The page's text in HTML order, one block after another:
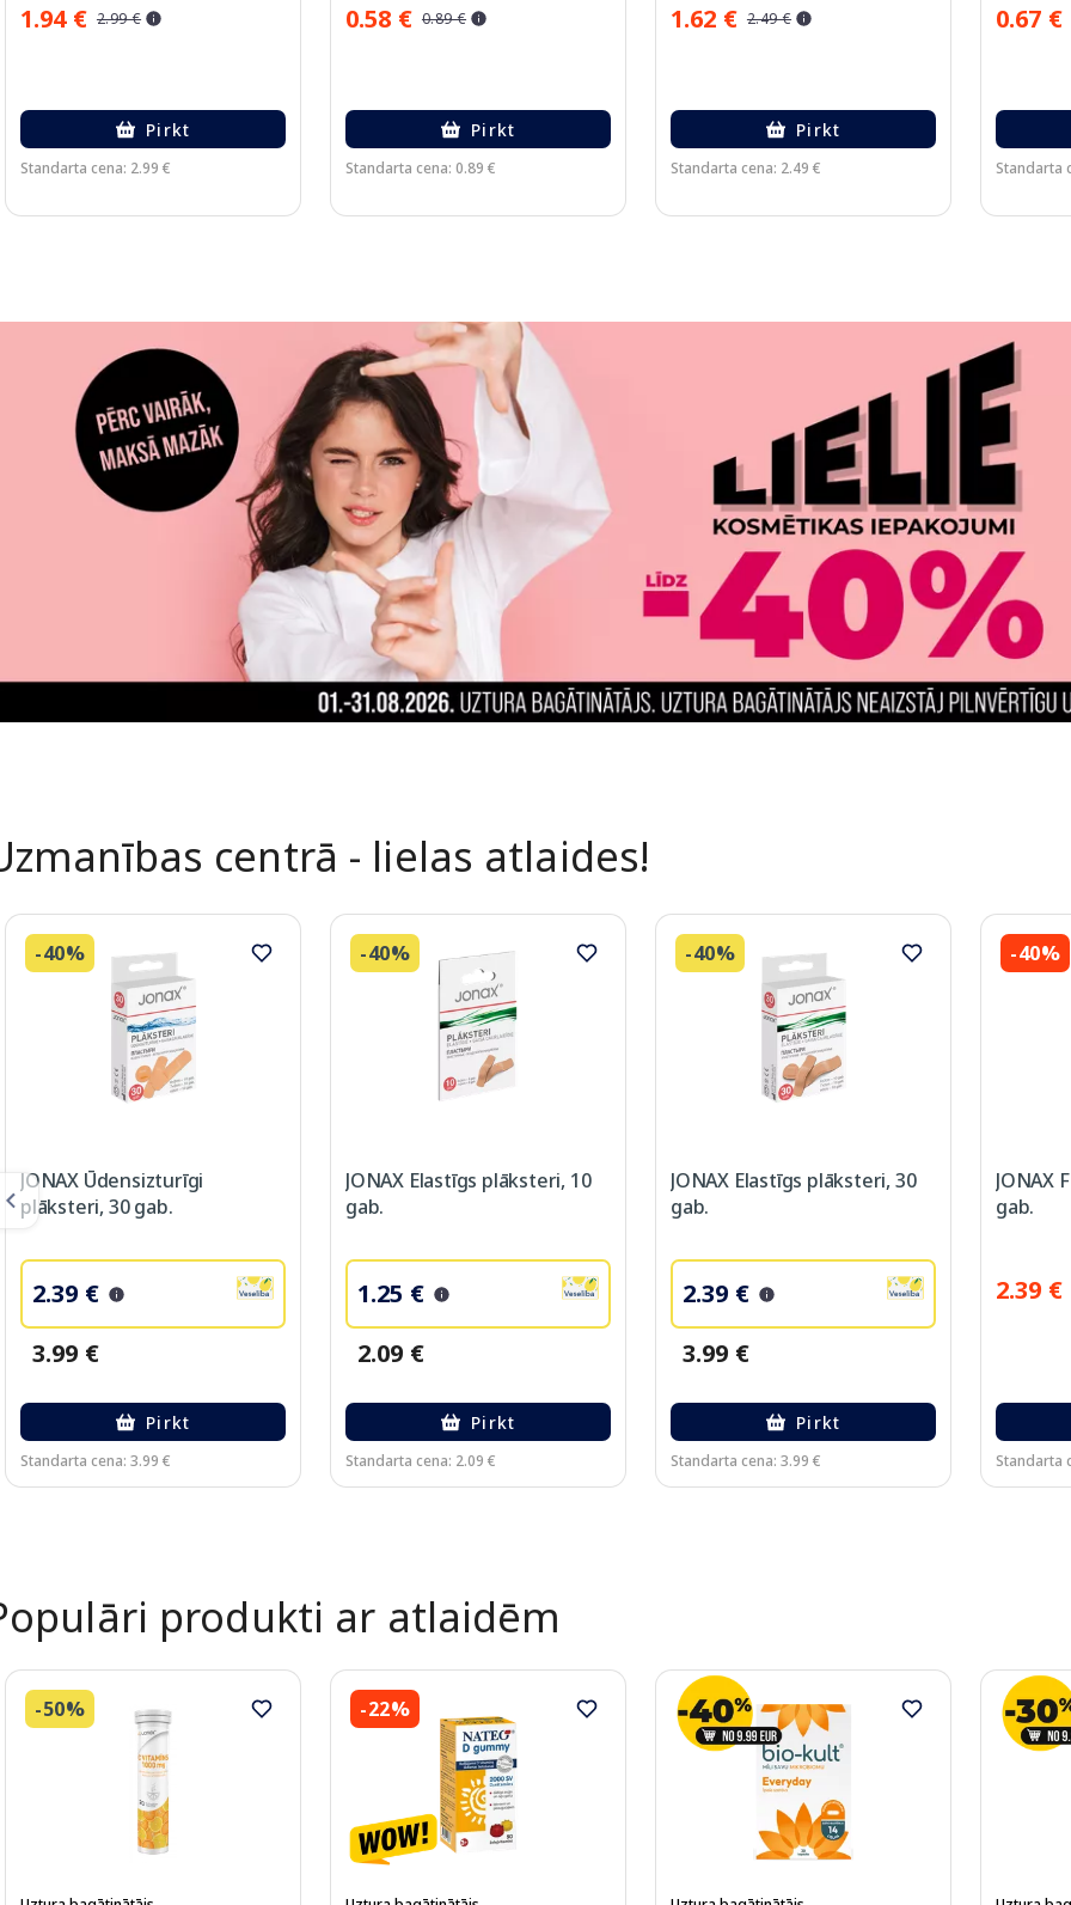
1.94 € 2.99 €
Pirkt
Standarta cena: 2.99 €
0.58 € 0.89 €
Pirkt
Standarta cena: 0.89 €
1.62 € 2.49 €
Pirkt
Standarta cena: 2.49 €
0.67 €
Standarta
centrā - lielas atlaides!
-40%
JONAX Ūdensizturīgi
plāksteri, 30 gab.
2.39 €
3.99 €
Pirkt
Standarta cena: 3.99 €
-40%
JONAX Elastīgs plāksteri, 10
gab.
1.25 €
2.09 €
Pirkt
Standarta cena: 2.09 €
-40%
JONAX Elastīgs plāksteri, 30
gab.
2.39 €
3.99 €
Pirkt
Standarta cena: 3.99 €
-40%
JONAX
gab.
2.39 €
Standarta
produkti ar atlaidēm
-50% -22%